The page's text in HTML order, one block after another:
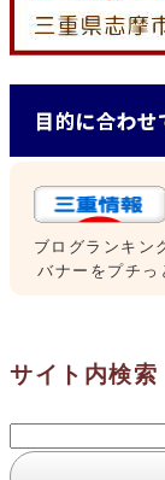
ブログランキン
バナーをプチ
サイト内検索
検
索: